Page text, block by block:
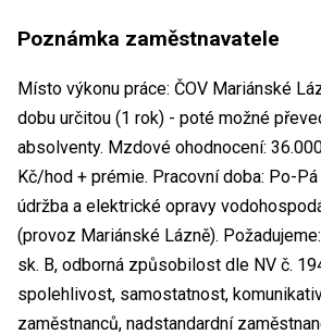
Poznámka zaměstnavatele
Místo výkonu práce: ČOV Mariánské
dobu určitou (1 rok) - poté možné
absolventy. Mzdové ohodnocení:
Kč/hod + prémie. Pracovní doba: Po-
údržba a elektrické opravy
(provoz Mariánské Lázně).
sk. B, odborná způsobilost dle NV č.
spolehlivost, samostatnost,
zaměstnanců, nadstandardní